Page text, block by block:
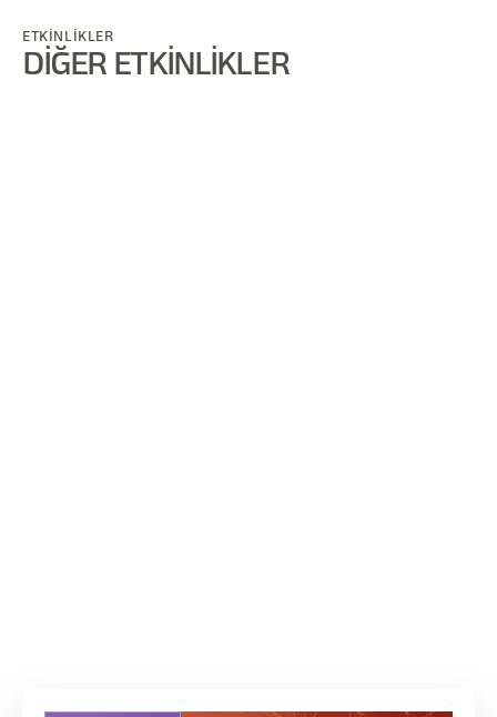
ETKİNLİKLER
DİĞER ETKİNLİKLER